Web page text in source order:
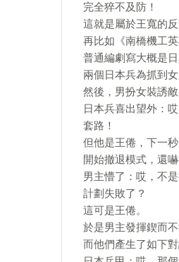
完全猝不及防！
這就是屬於王寬的
再比如《南橋機工
普通編劇寫大概是
兩個日本兵為抓到女
然後，男扮女裝誘敵
日本兵喜出望外：
套路！
但他是王倦，下一
開始撤退模式，還
男主懵了：哎，不
計劃失敗了？
這可是王倦。
於是男主發揮鍥而
而他們產生了如下對